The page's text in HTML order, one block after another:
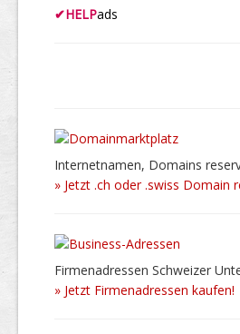
✔HELPads
Internetnamen, Domains
» Jetzt .ch oder .swiss Domain
Firmenadressen Schweizer
» Jetzt Firmenadressen kaufen!